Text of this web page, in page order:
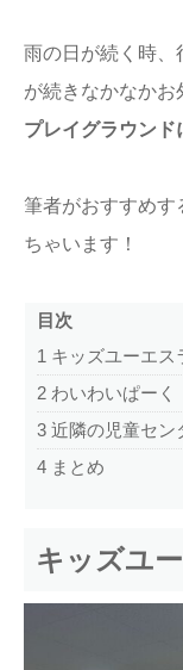
雨の日が続く時、
が続きなかなかお
プレイグラウンド
筆者がおすすめす
ちゃいます！
目次
1 キッズユーエス
2 わいわいぱーく
3 近隣の児童セン
4 まとめ
キッズユ